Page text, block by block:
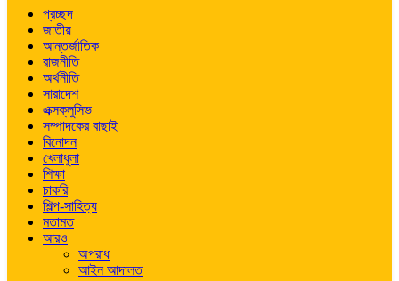
প্রচ্ছদ
জাতীয়
আন্তর্জাতিক
রাজনীতি
অর্থনীতি
সারাদেশ
এক্সক্লুসিভ
সম্পাদকের বাছাই
বিনোদন
খেলাধুলা
শিক্ষা
চাকরি
শিল্প-সাহিত্য
মতামত
আরও
অপরাধ
আইন আদালত